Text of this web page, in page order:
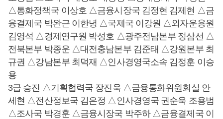
△통화정책국 이상호 △금융시장국 김정현 김제현 △금
융결제국 박완근 이한녕 △국제국 이강원 △외자운용원
김영석 △경제연구원 박성호 △광주전남본부 정삼선 △
전북본부 박종운 △대전충남본부 김준태 △강원본부 최
규권 △강남본부 최덕재 △인사경영국소속 김정훈 이승
용
3급 승진 △기획협력국 장진욱 △금융통화위원회실 안
세현 △전산정보국 김은정 △인사경영국 권순욱 조용범
△조사국 박경훈 △금융시장국 박주하 △금융결제국 이